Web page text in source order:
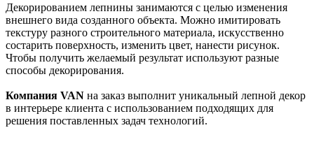
Декорированием лепнины занимаются с целью изменения
внешнего вида созданного объекта. Можно имитировать
текстуру разного строительного материала, искусственно
состарить поверхность, изменить цвет, нанести рисунок.
Чтобы получить желаемый результат используют разные
способы декорирования.
Компания VAN на заказ выполнит уникальный лепной декор
в интерьере клиента с использованием подходящих для
решения поставленных задач технологий.